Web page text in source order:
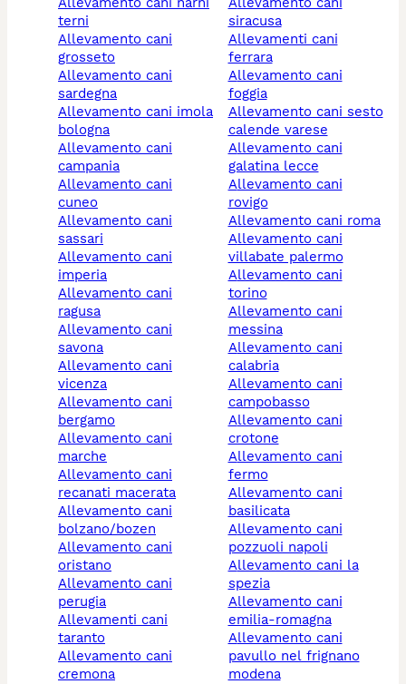
terni
allevamento cani
grosseto
allevamento cani
sardegna
allevamento cani imola
bologna
allevamento cani
campania
allevamento cani
cuneo
allevamento cani
sassari
allevamento cani
imperia
allevamento cani
ragusa
allevamento cani
savona
allevamento cani
vicenza
allevamento cani
bergamo
allevamento cani
marche
allevamento cani
recanati macerata
allevamento cani
bolzano/bozen
allevamento cani
oristano
allevamento cani
perugia
allevamenti cani
taranto
allevamento cani
cremona
siracusa
allevamenti cani
ferrara
allevamento cani
foggia
allevamento cani sesto
calende varese
allevamento cani
galatina lecce
allevamento cani
rovigo
allevamento cani roma
allevamento cani
villabate palermo
allevamento cani
torino
allevamento cani
messina
allevamento cani
calabria
allevamento cani
campobasso
allevamento cani
crotone
allevamento cani
fermo
allevamento cani
basilicata
allevamento cani
pozzuoli napoli
allevamento cani la
spezia
allevamento cani
emilia-romagna
allevamento cani
pavullo nel frignano
modena